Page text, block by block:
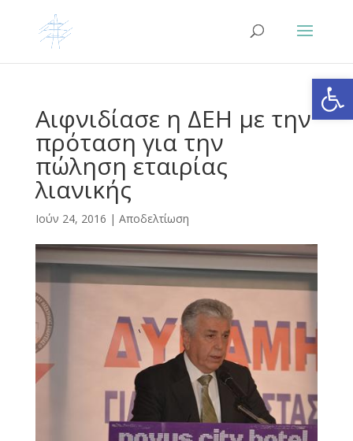
Αιφνιδίασε η ΔΕΗ με την
πρόταση για την
πώληση εταιρίας
λιανικής
Ιούν 24, 2016 | Αποδελτίωση